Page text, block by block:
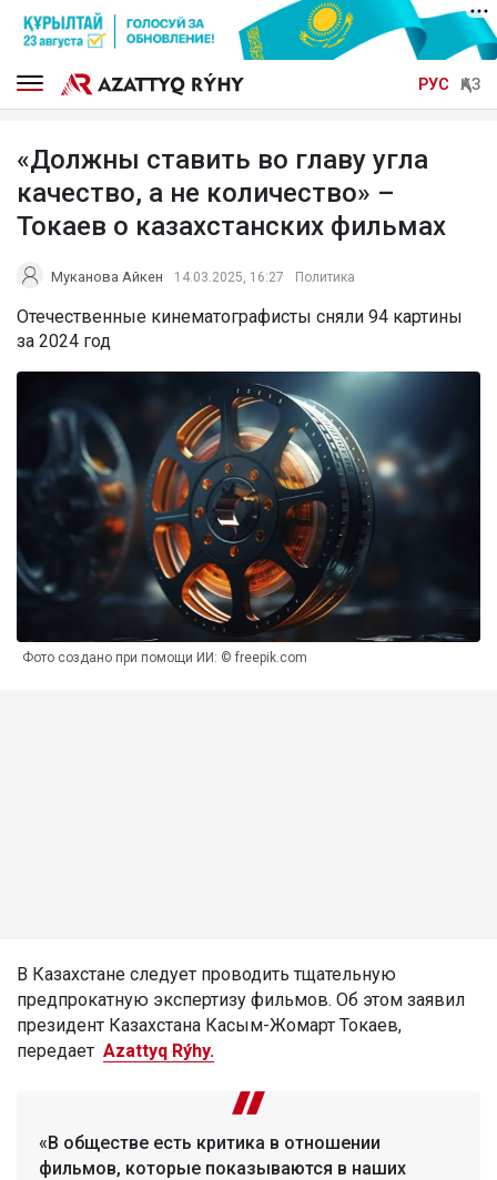
РУС ҚАЗ
«Должны ставить во главу угла
качество, а не количество» –
Токаев о казахстанских фильмах
Муканова Айкен 14.03.2025, 16:27 Политика
Отечественные кинематографисты сняли 94 картины
за 2024 год
Фото создано при помощи ИИ: © freepik.com
В Казахстане следует проводить тщательную
предпрокатную экспертизу фильмов. Об этом заявил
президент Казахстана Касым-Жомарт Токаев,
передает Azattyq Rýhy.
«В обществе есть критика в отношении
фильмов, которые показываются в наших